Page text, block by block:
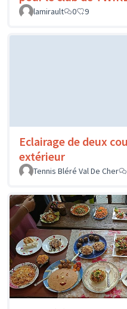
lamirault
0 9
Eclairage de deux
extérieur
Tennis Bléré Val De Cher